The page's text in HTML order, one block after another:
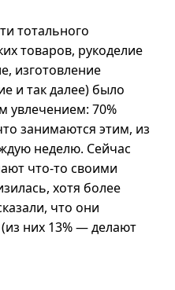
тотального
товаров, рукоделие
изготовление
и так далее) было
увлечением: 70%
занимаются этим, из
неделю. Сейчас
что-то своими
хотя более
что они
них 13% — делают